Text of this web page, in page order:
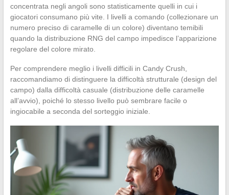
concentrata negli angoli sono statisticamente quelli in cui i
giocatori consumano più vite. I livelli a comando (collezionare un
numero preciso di caramelle di un colore) diventano temibili
quando la distribuzione RNG del campo impedisce l’apparizione
regolare del colore mirato.
Per comprendere meglio i livelli difficili in Candy Crush,
raccomandiamo di distinguere la difficoltà strutturale (design del
campo) dalla difficoltà casuale (distribuzione delle caramelle
all’avvio), poiché lo stesso livello può sembrare facile o
ingiocabile a seconda del sorteggio iniziale.